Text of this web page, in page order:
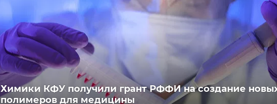
Химики КФУ получили грант РФФИ на создание
полимеров для медицины